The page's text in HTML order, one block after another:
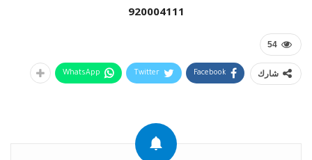
920004111
54
شارك Facebook
Twitter
WhatsApp